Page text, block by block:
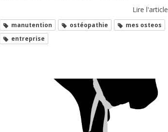
Lire l'article
manutention ostéopathie
mes osteos
entreprise